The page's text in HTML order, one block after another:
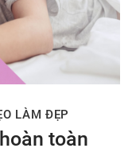
LÀM ĐẸP
toàn